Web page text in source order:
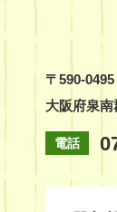
〒590-0495
大阪府泉
電話